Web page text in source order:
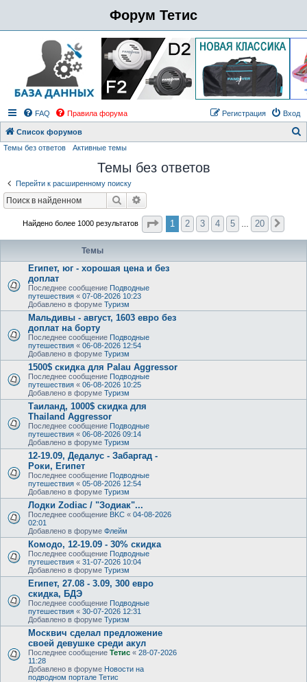
Форум Тетис
FAQ Правила форума Вход
Регистрация
Список форумов
Темы без ответов Активные темы
Темы без ответов
Перейти к расширенному поиску
Поиск
Найдено более 1000 результатов Страница1 из
1 2 3 4 5 20
Темы
Египет, юг - хорошая цена и без
доплат
Последнее сообщение Подводные
путешествия « 07-08-2026 10:23
Добавлено в форуме Туризм
Мальдивы - август, 1603 евро без
доплат на борту
Последнее сообщение Подводные
путешествия « 06-08-2026 12:54
Добавлено в форуме Туризм
1500$ скидка для Palau Aggressor
Последнее сообщение Подводные
путешествия « 06-08-2026 10:25
Добавлено в форуме Туризм
Таиланд, 1000$ скидка для
Thailand Aggressor
Последнее сообщение Подводные
путешествия « 06-08-2026 09:14
Добавлено в форуме Туризм
12-19.09, Дедалус - Забаргад -
Роки, Египет
Последнее сообщение Подводные
путешествия « 05-08-2026 12:54
Добавлено в форуме Туризм
Лодки Zodiac / "Зодиак"...
Последнее сообщение BKC « 04-08-2026
02:01
Добавлено в форуме Флейм
Комодо, 12-19.09 - 30% скидка
Последнее сообщение Подводные
путешествия « 31-07-2026 10:04
Добавлено в форуме Туризм
Египет, 27.08 - 3.09, 300 евро
скидка, БДЭ
Последнее сообщение Подводные
путешествия « 30-07-2026 12:31
Добавлено в форуме Туризм
Москвич сделал предложение
своей девушке среди акул
Последнее сообщение Тетис « 28-07-2026
11:28
Добавлено в форуме Новости на
подводном портале Тетис